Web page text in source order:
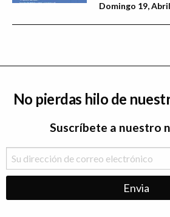
Domingo 19,
No pierdas hilo de
Suscríbete a nuestro